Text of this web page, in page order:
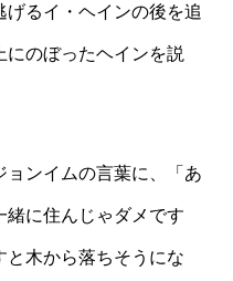
げるイ・ヘインの後を追
にのぼったヘインを説
ョンイムの言葉に、「あ
緒に住んじゃダメです
と木から落ちそうにな